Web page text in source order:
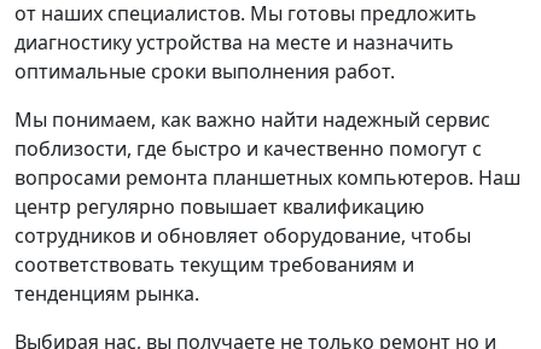
от наших специалистов. Мы готовы предложить
диагностику устройства на месте и назначить
оптимальные сроки выполнения работ.
Мы понимаем, как важно найти надежный сервис
поблизости, где быстро и качественно помогут с
вопросами ремонта планшетных компьютеров. Наш
центр регулярно повышает квалификацию
сотрудников и обновляет оборудование, чтобы
соответствовать текущим требованиям и
тенденциям рынка.
Выбирая нас, вы получаете не только ремонт но и